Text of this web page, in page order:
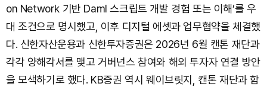
on Network 기반 Daml 스크립트 개발 경험 또는 이해’를 우
대 조건으로 명시했고, 이후 디지털 에셋과 업무협약을 체결했
다. 신한자산운용과 신한투자증권은 2026년 6월 캔톤 재단과
각각 양해각서를 맺고 거버넌스 참여와 해외 투자자 연결 방안
을 모색하기로 했다. KB증권 역시 웨이브릿지, 캔톤 재단과 함